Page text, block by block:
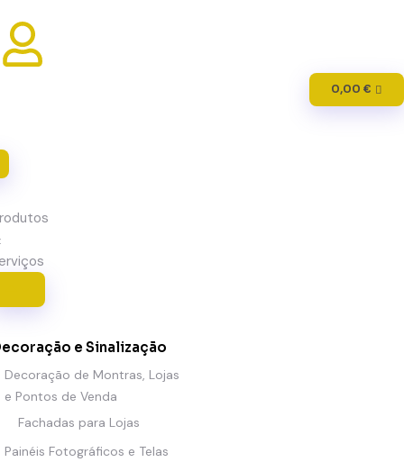
0,00€
e Sinalização
Decoração de Montras, Lojas
e Pontos de Venda
Fachadas para Lojas
Painéis Fotográficos e Telas